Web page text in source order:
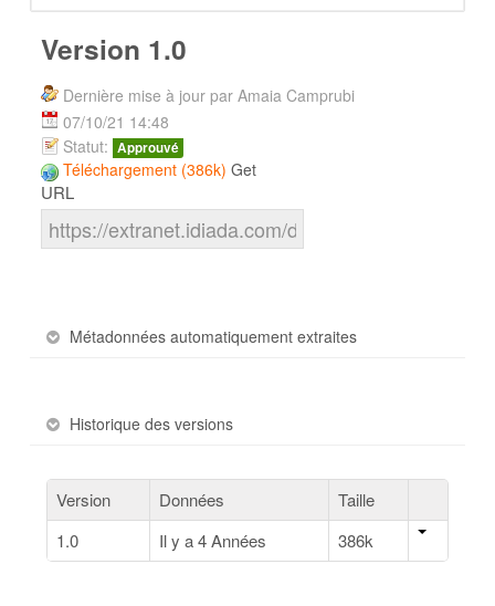
Version 1.0
Dernière mise à jour par Amaia Camprubi
07/10/21 14:48
Statut: Approuvé
Téléchargement (386k) Get
URL
Métadonnées automatiquement extraites
Historique des versions
Version Données
Taille
1.0
Il y a 4 Années 386k